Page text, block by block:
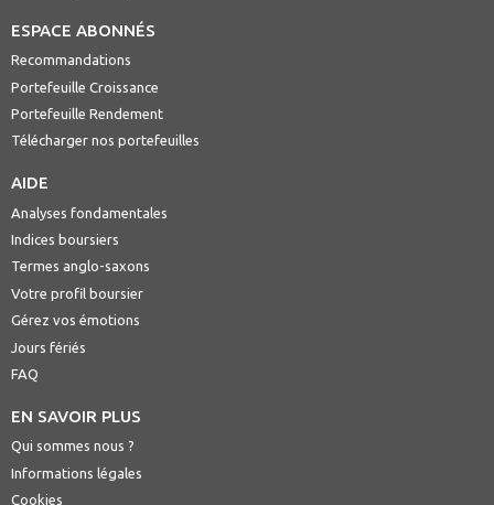
ESPACE ABONNÉS
Recommandations
Portefeuille Croissance
Portefeuille Rendement
Télécharger nos portefeuilles
AIDE
Analyses fondamentales
Indices boursiers
Termes anglo-saxons
Votre profil boursier
Gérez vos émotions
Jours fériés
FAQ
EN SAVOIR PLUS
Qui sommes nous ?
Informations légales
Cookies